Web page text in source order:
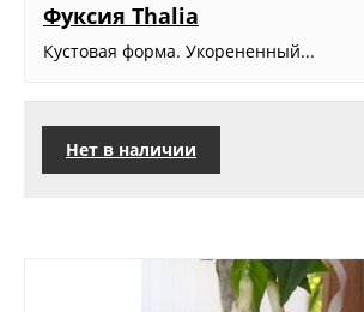
Фуксия Thalia
Кустовая форма. Укорененный...
Нет в наличии